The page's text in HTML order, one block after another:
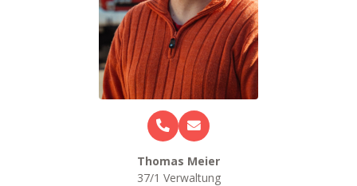
Thomas Meier
37/1 Verwaltung